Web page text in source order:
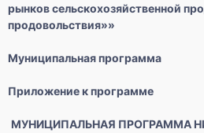
рынков сельскохозяйственной
продовольствия»»
Муниципальная программа
Приложение к программе
МУНИЦИПАЛЬНАЯ ПРОГРАММА